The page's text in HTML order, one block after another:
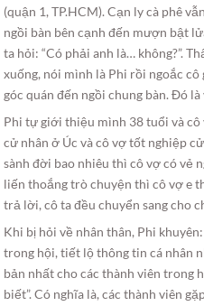
(quận 1, TP.HCM). Cạn ly cà phê
ngồi bàn bên cạnh đến mượn bật
ta hỏi: “Có phải anh là… không?”.
xuống, nói mình là Phi rồi ngoắc
góc quán đến ngồi chung bàn. Đó là
Phi tự giới thiệu mình 38 tuổi và
cử nhân ở Úc và cô vợ tốt nghiệp
sành đời bao nhiêu thì cô vợ có vẻ
liến thoắng trò chuyện thì cô vợ e
trả lời, cô ta đều chuyển sang cho
Khi bị hỏi về nhân thân, Phi
trong hội, tiết lộ thông tin cá nhân
bản nhất cho các thành viên trong
biết”. Có nghĩa là, các thành viên